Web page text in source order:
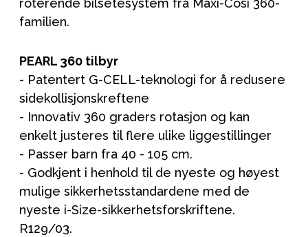
roterende bilsetesystem fra Maxi-Cosi 360-
familien.
PEARL 360 tilbyr
- Patentert G-CELL-teknologi for å redusere
sidekollisjonskreftene
- Innovativ 360 graders rotasjon og kan
enkelt justeres til flere ulike liggestillinger
- Passer barn fra 40 - 105 cm.
- Godkjent i henhold til de nyeste og høyest
mulige sikkerhetsstandardene med de
nyeste i-Size-sikkerhetsforskriftene.
R129/03.